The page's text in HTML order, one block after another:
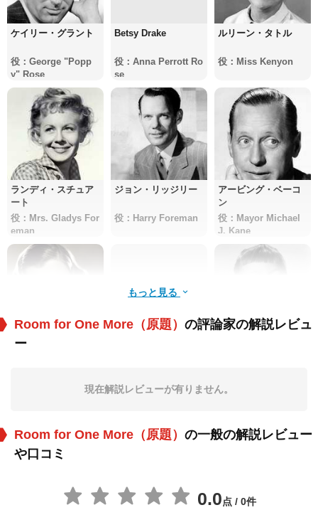
ケイリー・グラント
役：George "Popp
y" Rose
Betsy Drake
役：Anna Perrott Ro
se
ルリーン・タトル
役：Miss Kenyon
ランディ・スチュア
ート
役：Mrs. Gladys For
eman
ジョン・リッジリー
役：Harry Foreman
アービング・ベーコ
ン
役：Mayor Michael
J. Kane
メアリー・トリーン
(as Mary Lou Treen)
Clifford Tatum Jr. Gay Gordon Malcolm Cassell
もっと見る
Room for One More（原題） の評論家の解説レビュ
ー
現在解説レビューが有りません。
Room for One More（原題） の一般の解説レビュー
や口コミ
0.0点 / 0件